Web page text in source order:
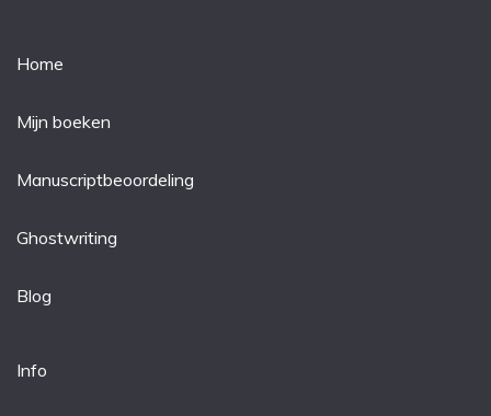
Home
Mijn boeken
Manuscriptbeoordeling
Ghostwriting
Blog
Info